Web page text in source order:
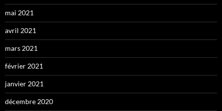
mai 2021
avril 2021
mars 2021
février 2021
janvier 2021
décembre 2020